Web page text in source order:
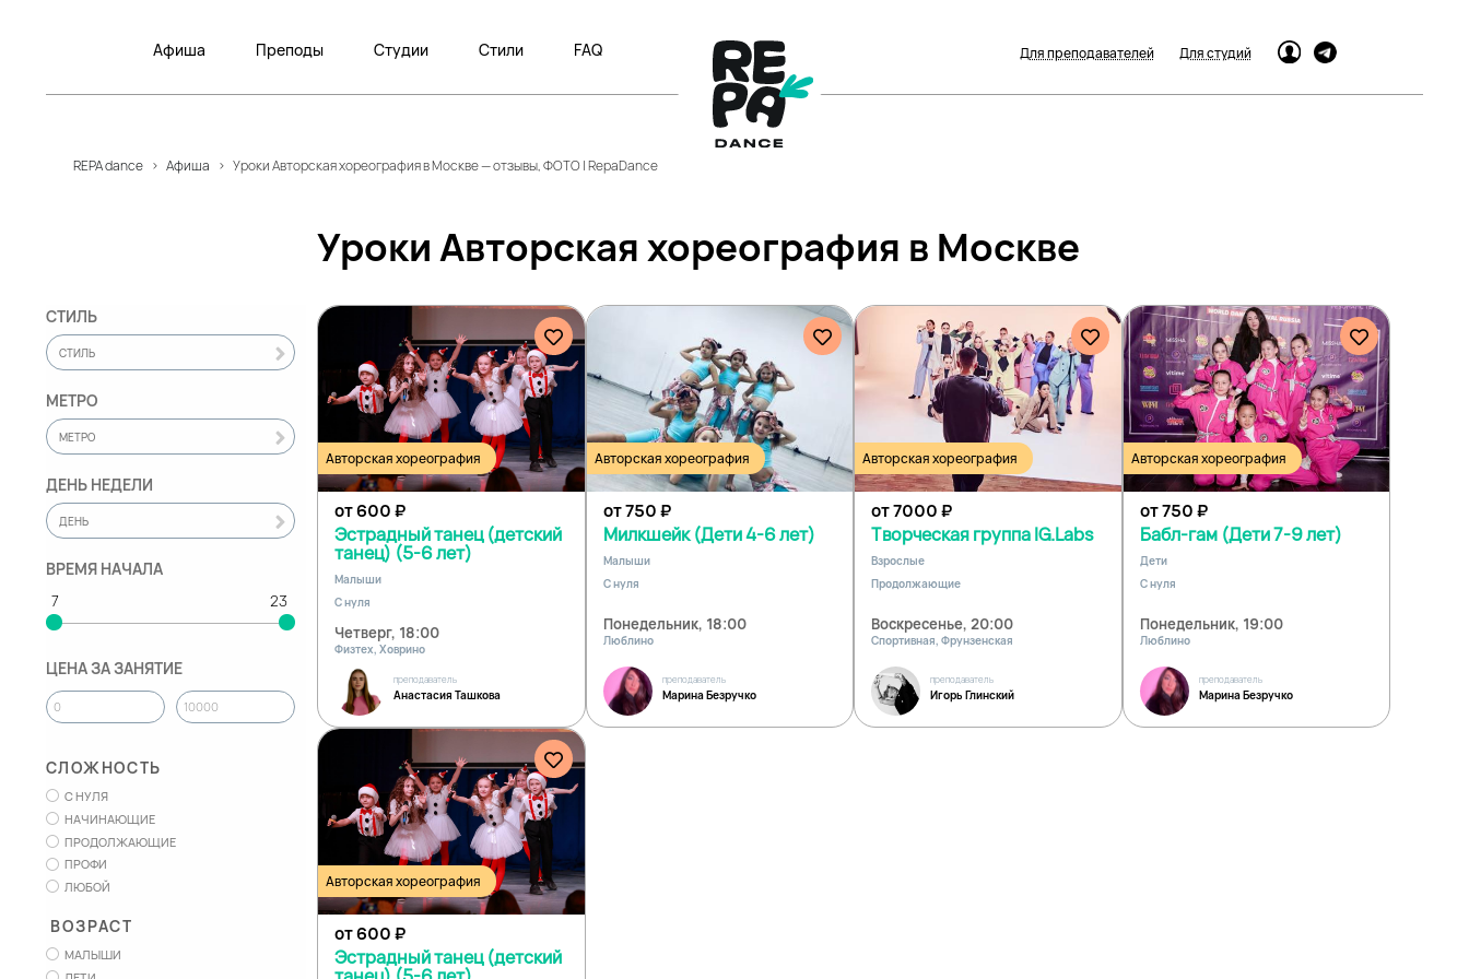
Афиша Преподы Студии Стили FAQ Для преподавателей Для студий
REPA dance > Афиша > Уроки Авторская хореография в Москве — отзывы, ФОТО | RepaDance
Уроки Авторская хореография в Москве
СТИЛЬ
СТИЛЬ
МЕТРО
МЕТРО
ДЕНЬ НЕДЕЛИ
ДЕНЬ
ВРЕМЯ НАЧАЛА
ЦЕНА ЗА ЗАНЯТИЕ
СЛОЖНОСТЬ
С НУЛЯ
НАЧИНАЮЩИЕ
ПРОДОЛЖАЮЩИЕ
ПРОФИ
ЛЮБОЙ
ВОЗРАСТ
МАЛЫШИ
Авторская хореография
от 600₽
Эстрадный танец (детский
танец) (5-6 лет)
Малыши
С нуля
Четверг, 18:00
Физтех, Ховрино
преподаватель
Анастасия Ташкова
Авторская хореография
от 750₽
Милкшейк (Дети 4-6 лет)
Малыши
С нуля
Понедельник, 18:00
Люблино
преподаватель
Марина Безручко
Авторская хореография
от 7000₽
Творческая группа IG.Labs
Взрослые
Продолжающие
Воскресенье, 20:00
Спортивная, Фрунзенская
преподаватель
Игорь Глинский
Авторская хореография
от 750₽
Бабл-гам (Дети 7-9 лет)
Дети
С нуля
Понедельник, 19:00
Люблино
преподаватель
Марина Безручко
Авторская хореография
от 600₽
Эстрадный танец (детский